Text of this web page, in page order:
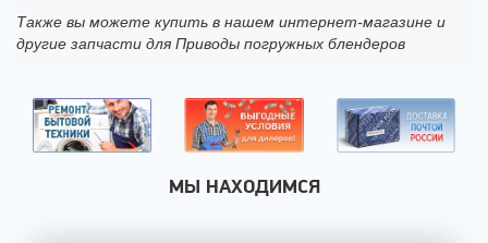
Также вы можете купить в нашем интернет-магазине и
другие запчасти для Приводы погружных блендеров
МЫ НАХОДИМСЯ